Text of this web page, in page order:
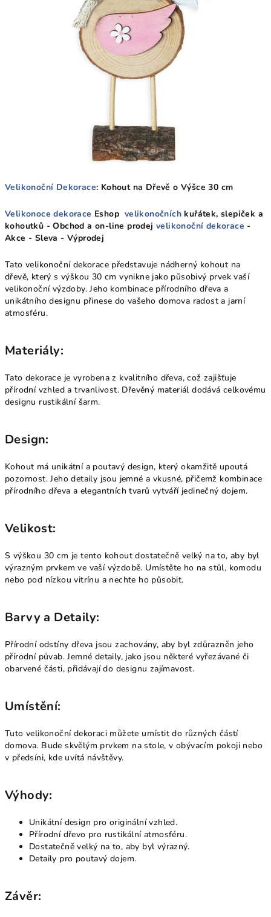
Velikonoční Dekorace: Kohout na Dřevě o Výšce 30 cm
Velikonoce dekorace Eshop velikonočních kuřátek, slepiček a
kohoutků - Obchod a on-line prodej velikonoční dekorace -
Akce - Sleva - Výprodej
Tato velikonoční dekorace představuje nádherný kohout na
dřevě, který s výškou 30 cm vynikne jako působivý prvek vaší
velikonoční výzdoby. Jeho kombinace přírodního dřeva a
unikátního designu přinese do vašeho domova radost a jarní
atmosféru.
Materiály:
Tato dekorace je vyrobena z kvalitního dřeva, což zajišťuje
přírodní vzhled a trvanlivost. Dřevěný materiál dodává celkovému
designu rustikální šarm.
Design:
Kohout má unikátní a poutavý design, který okamžitě upoutá
pozornost. Jeho detaily jsou jemné a vkusné, přičemž kombinace
přírodního dřeva a elegantních tvarů vytváří jedinečný dojem.
Velikost:
S výškou 30 cm je tento kohout dostatečně velký na to, aby byl
výrazným prvkem ve vaší výzdobě. Umístěte ho na stůl, komodu
nebo pod nízkou vitrínu a nechte ho působit.
Barvy a Detaily:
Přírodní odstíny dřeva jsou zachovány, aby byl zdůrazněn jeho
přírodní půvab. Jemné detaily, jako jsou některé vyřezávané či
obarvené části, přidávají do designu zajímavost.
Umístění:
Tuto velikonoční dekoraci můžete umístit do různých částí
domova. Bude skvělým prvkem na stole, v obývacím pokoji nebo
v předsíni, kde uvítá návštěvy.
Výhody:
Unikátní design pro originální vzhled.
Přírodní dřevo pro rustikální atmosféru.
Dostatečně velký na to, aby byl výrazný.
Detaily pro poutavý dojem.
Závěr: